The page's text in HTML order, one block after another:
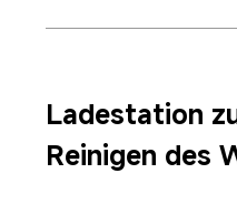
Ladestation
Reinigen des